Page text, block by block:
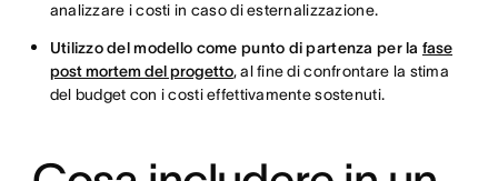
analizzare i costi in caso di esternalizzazione.
Utilizzo del modello come punto di partenza per la fase
post mortem del progetto, al fine di confrontare la stima
del budget con i costi effettivamente sostenuti.